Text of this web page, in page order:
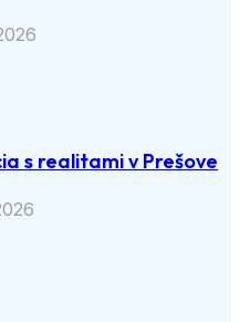
s realitami v Prešove